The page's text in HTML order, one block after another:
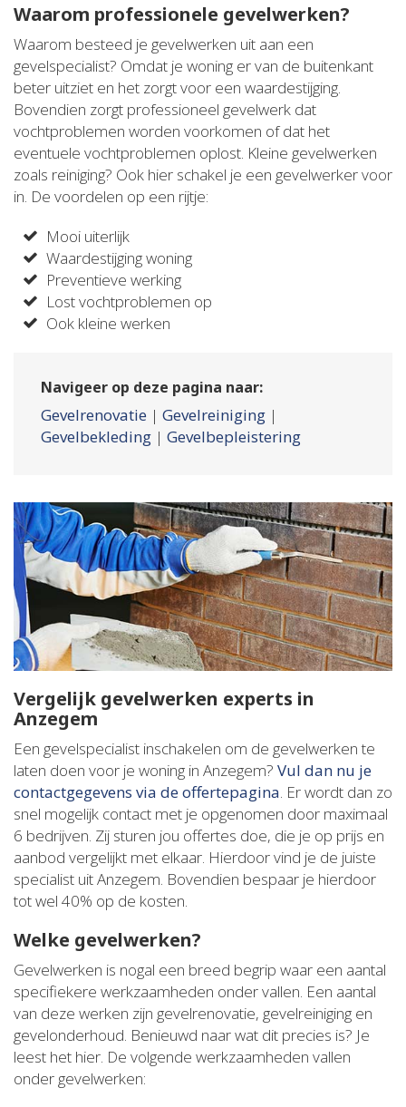
Waarom professionele gevelwerken?
Waarom besteed je gevelwerken uit aan een
gevelspecialist? Omdat je woning er van de buitenkant
beter uitziet en het zorgt voor een waardestijging.
Bovendien zorgt professioneel gevelwerk dat
vochtproblemen worden voorkomen of dat het
eventuele vochtproblemen oplost. Kleine gevelwerken
zoals reiniging? Ook hier schakel je een gevelwerker voor
in. De voordelen op een rijtje:
Mooi uiterlijk
Waardestijging woning
Preventieve werking
Lost vochtproblemen op
Ook kleine werken
Navigeer op deze pagina naar:
Gevelrenovatie | Gevelreiniging |
Gevelbekleding | Gevelbepleistering
Vergelijk gevelwerken experts in
Anzegem
Een gevelspecialist inschakelen om de gevelwerken te
laten doen voor je woning in Anzegem? Vul dan nu je
contactgegevens via de offertepagina. Er wordt dan zo
snel mogelijk contact met je opgenomen door maximaal
6 bedrijven. Zij sturen jou offertes doe, die je op prijs en
aanbod vergelijkt met elkaar. Hierdoor vind je de juiste
specialist uit Anzegem. Bovendien bespaar je hierdoor
tot wel 40% op de kosten.
Welke gevelwerken?
Gevelwerken is nogal een breed begrip waar een aantal
specifiekere werkzaamheden onder vallen. Een aantal
van deze werken zijn gevelrenovatie, gevelreiniging en
gevelonderhoud. Benieuwd naar wat dit precies is? Je
leest het hier. De volgende werkzaamheden vallen
onder gevelwerken: